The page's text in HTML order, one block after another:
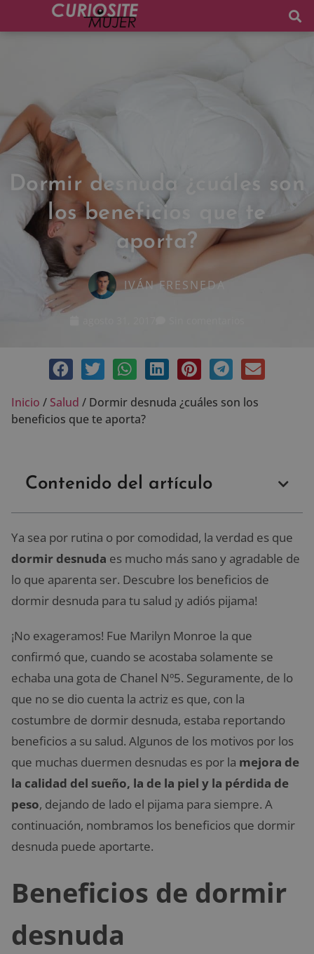
Dormir desnuda ¿cuáles son
los beneficios que te
aporta?
IVÁN FRESNEDA
Inicio / Salud / Dormir desnuda ¿cuáles son los
beneficios que te aporta?
Contenido del artículo
Ya sea por rutina o por comodidad, la verdad es que
dormir desnuda es mucho más sano y agradable de
lo que aparenta ser. Descubre los beneficios de
dormir desnuda para tu salud ¡y adiós pijama!
¡No exageramos! Fue Marilyn Monroe la que
confirmó que, cuando se acostaba solamente se
echaba una gota de Chanel Nº5. Seguramente, de lo
que no se dio cuenta la actriz es que, con la
costumbre de dormir desnuda, estaba reportando
beneficios a su salud. Algunos de los motivos por los
que muchas duermen desnudas es por la mejora de
la calidad del sueño, la de la piel y la pérdida de
peso, dejando de lado el pijama para siempre. A
continuación, nombramos los beneficios que dormir
desnuda puede aportarte.
Beneficios de dormir
desnuda